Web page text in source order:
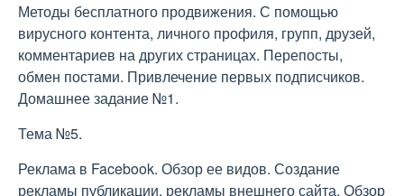
Методы бесплатного продвижения. С помощью
вирусного контента, личного профиля, групп, друзей,
комментариев на других страницах. Перепосты,
обмен постами. Привлечение первых подписчиков.
Домашнее задание №1.
Тема №5.
Реклама в Facebook. Обзор ее видов. Создание
рекламы публикации, рекламы внешнего сайта. Обзор